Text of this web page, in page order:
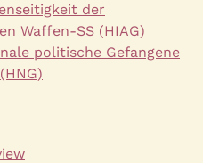
der
Waffen-SS (HIAG)
politische Gefangene